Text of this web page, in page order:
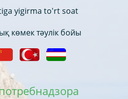
yigirma to'rt soat
көмек тәулік бойы